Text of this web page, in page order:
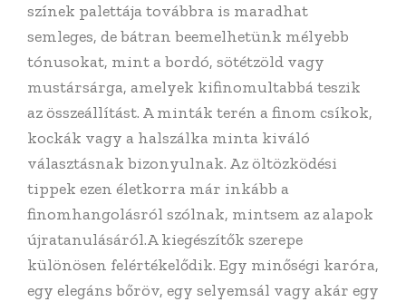
színek palettája továbbra is maradhat
semleges, de bátran beemelhetünk mélyebb
tónusokat, mint a bordó, sötétzöld vagy
mustársárga, amelyek kifinomultabbá teszik
az összeállítást. A minták terén a finom csíkok,
kockák vagy a halszálka minta kiváló
választásnak bizonyulnak. Az öltözködési
tippek ezen életkorra már inkább a
finomhangolásról szólnak, mintsem az alapok
újratanulásáról.A kiegészítők szerepe
különösen felértékelődik. Egy minőségi karóra,
egy elegáns bőröv, egy selyemsál vagy akár egy